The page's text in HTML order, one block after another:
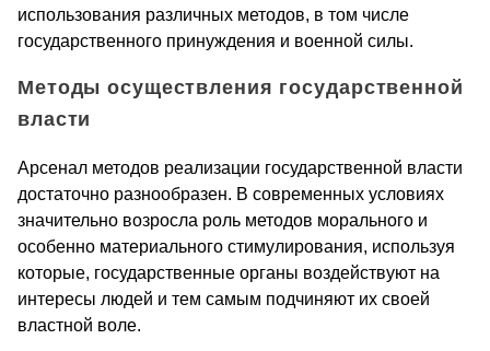
использования различных методов, в том числе
государственного принуждения и военной силы.
Методы осуществления государственной
власти
Арсенал методов реализации государственной власти
достаточно разнообразен. В современных условиях
значительно возросла роль методов морального и
особенно материального стимулирования, используя
которые, государственные органы воздействуют на
интересы людей и тем самым подчиняют их своей
властной воле.